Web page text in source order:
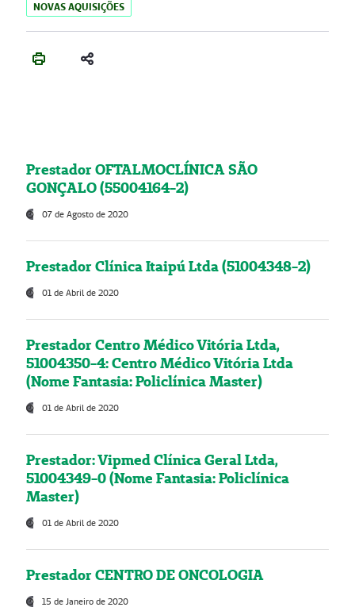
NOVAS AQUISIÇÕES
Prestador OFTALMOCLÍNICA SÃO
GONÇALO (55004164-2)
07 de Agosto de 2020
Prestador Clínica Itaipú Ltda (51004348-2)
01 de Abril de 2020
Prestador Centro Médico Vitória Ltda,
51004350-4: Centro Médico Vitória Ltda
(Nome Fantasia: Policlínica Master)
01 de Abril de 2020
Prestador: Vipmed Clínica Geral Ltda,
51004349-0 (Nome Fantasia: Policlínica
Master)
01 de Abril de 2020
Prestador CENTRO DE ONCOLOGIA
15 de Janeiro de 2020